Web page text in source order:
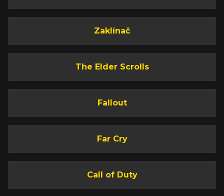
Zaklínač
The Elder Scrolls
Fallout
Far Cry
Call of Duty